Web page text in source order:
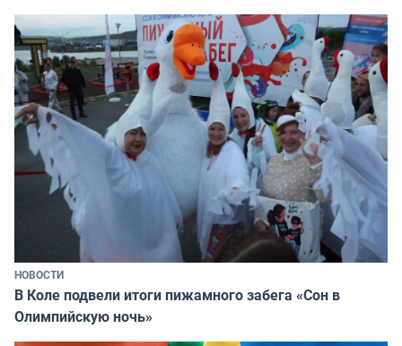
НОВОСТИ
В Коле подвели итоги пижамного забега «Сон в
Олимпийскую ночь»